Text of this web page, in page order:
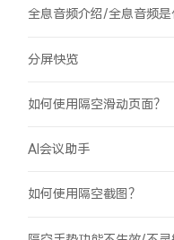
全息音频介绍/全息音频是
分屏快览
如何使用隔空滑动页面？
AI会议助手
如何使用隔空截图？